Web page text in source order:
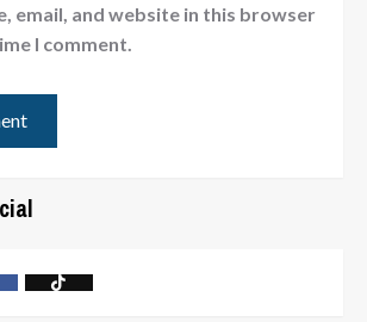
email, and website in this browser
I comment.